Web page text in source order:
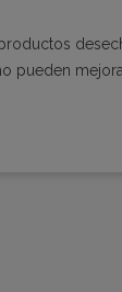
pueden mejorar